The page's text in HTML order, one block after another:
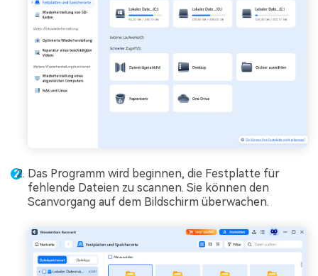
Das Programm wird beginnen, die Festplatte für
fehlende Dateien zu scannen. Sie können den
Scanvorgang auf dem Bildschirm überwachen.